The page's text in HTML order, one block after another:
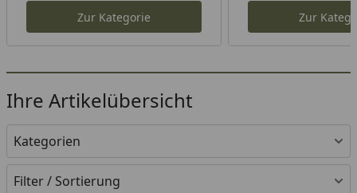
Zur Kategorie Zur
Ihre Artikelübersicht
Kategorien
Filter / Sortierung